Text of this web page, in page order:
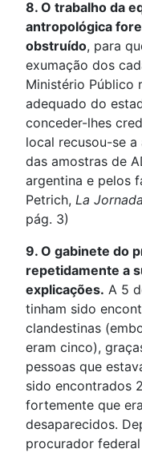
8. O trabalho da
antropológica
obstruído, para
exumação dos
Ministério Público
adequado do
conceder-lhes
local recusou-se
das amostras de
argentina e pelos
Petrich, La
pág. 3)
9. O gabinete do
repetidamente a
explicações. A 5
tinham sido
clandestinas
eram cinco),
pessoas que
sido encontrados
fortemente que
desaparecidos.
procurador